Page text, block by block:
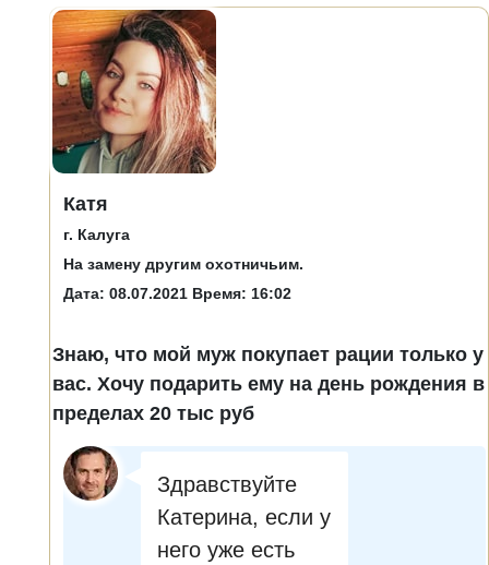
Катя
г. Калуга
На замену другим охотничьим.
Дата: 08.07.2021 Время: 16:02
Знаю, что мой муж покупает рации только у
вас. Хочу подарить ему на день рождения в
пределах 20 тыс руб
Здравствуйте
Катерина, если у
него уже есть